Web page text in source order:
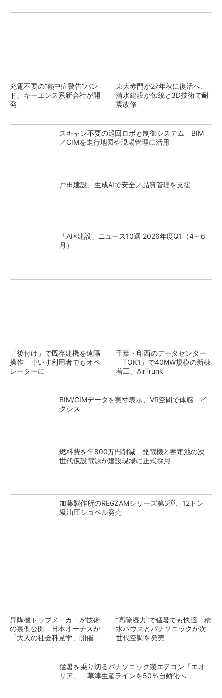
充電不要の“熱中症警告”バン
ド、キーエンス系新会社が開
発
東大赤門が27年秋に復活へ、
清水建設が伝統と3D技術で耐
震改修
スキャン不要の巡回ロボと制御システム BIM
／CIMを走行地図や現場管理に活用
戸田建設、生成AIで安全／品質管理を支援
「AI×建設」ニュース10選 2026年度Q1（4～6
月）
「後付け」で既存建機を遠隔
操作 車いす利用者でもオペ
レーターに
千葉・印西のデータセンター
「TOK1」で40MW規模の新棟
着工、AirTrunk
BIM/CIMデータを実寸表示、VR空間で体感 イ
クシス
燃料費を年800万円削減 発電機と蓄電池の次
世代仮設電源が建設現場に正式採用
加藤製作所のREGZAMシリーズ第3弾、12トン
級油圧ショベル発売
昇降機トップメーカーが技術
の裏側公開 日本オーチスが
「大人の社会科見学」開催
“高除湿力”で猛暑でも快適 積
水ハウスとパナソニックが次
世代空調を発売
猛暑を乗り切るパナソニック製エアコン「エオ
リア」 草津生産ラインを50％自動化へ